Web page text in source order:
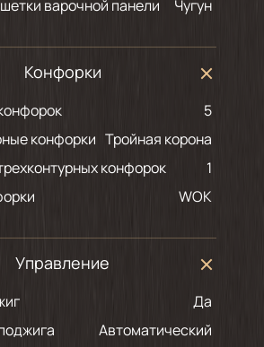
варочной панели
Чугун
Конфорки
5
конфорки
Тройная корона
конфорок
1
WOK
Управление
Да
Автоматический